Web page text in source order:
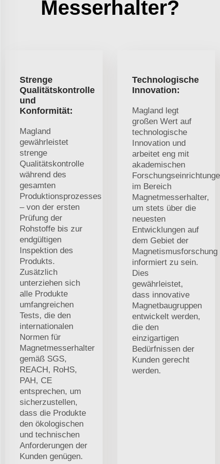
Messerhalter?
Strenge
Qualitätskontrolle
und
Konformität:
Magland
gewährleistet
strenge
Qualitätskontrolle
während des
gesamten
Produktionsprozesses
– von der ersten
Prüfung der
Rohstoffe bis zur
endgültigen
Inspektion des
Produkts.
Zusätzlich
unterziehen sich
alle Produkte
umfangreichen
Tests, die den
internationalen
Normen für
Magnetmesserhalter
gemäß SGS,
REACH, RoHS,
PAH, CE
entsprechen, um
sicherzustellen,
dass die Produkte
den ökologischen
und technischen
Anforderungen der
Kunden genügen.
Technologische
Innovation:
Magland legt
großen Wert auf
technologische
Innovation und
arbeitet eng mit
akademischen
im Bereich
Magnetmesserhalter,
um stets über die
neuesten
Entwicklungen auf
dem Gebiet der
Magnetismusforschung
informiert zu sein.
Dies
gewährleistet,
dass innovative
Magnetbaugruppen
entwickelt werden,
die den
einzigartigen
Bedürfnissen der
Kunden gerecht
werden.